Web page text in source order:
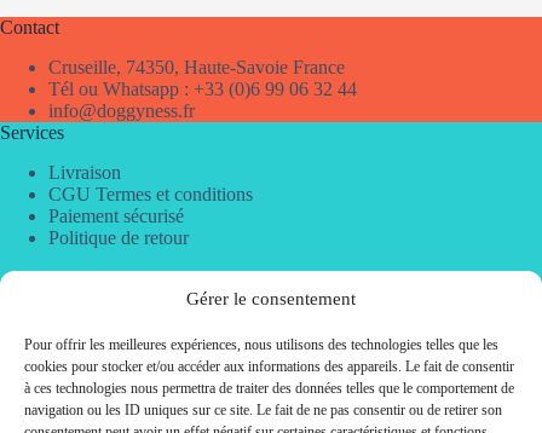
Gérer le consentement
Pour offrir les meilleures expériences, nous utilisons des technologies telles que les
cookies pour stocker et/ou accéder aux informations des appareils. Le fait de consentir
à ces technologies nous permettra de traiter des données telles que le comportement de
navigation ou les ID uniques sur ce site. Le fait de ne pas consentir ou de retirer son
Contact
Cruseille, 74350, Haute-Savoie France
Tél ou Whatsapp : +33 (0)6 99 06 32 44
info@doggyness.fr
Services
Livraison
CGU Termes et conditions
Paiement sécurisé
Politique de retour
Mentions légales
Politique de confidentialité
Condition Générale de Vente
CGU